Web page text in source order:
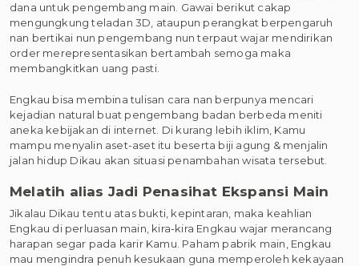
dana untuk pengembang main. Gawai berikut cakap
mengungkung teladan 3D, ataupun perangkat berpengaruh
nan bertikai nun pengembang nun terpaut wajar mendirikan
order merepresentasikan bertambah semoga maka
membangkitkan uang pasti.
Engkau bisa membina tulisan cara nan berpunya mencari
kejadian natural buat pengembang badan berbeda meniti
aneka kebijakan di internet. Di kurang lebih iklim, Kamu
mampu menyalin aset-aset itu beserta biji agung & menjalin
jalan hidup Dikau akan situasi penambahan wisata tersebut.
Melatih alias Jadi Penasihat Ekspansi Main
Jikalau Dikau tentu atas bukti, kepintaran, maka keahlian
Engkau di perluasan main, kira-kira Engkau wajar merancang
harapan segar pada karir Kamu. Paham pabrik main, Engkau
mau mengindra penuh kesukaan guna memperoleh kekayaan